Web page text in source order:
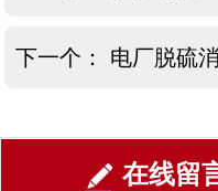
下一个： 电厂脱硫
在线留